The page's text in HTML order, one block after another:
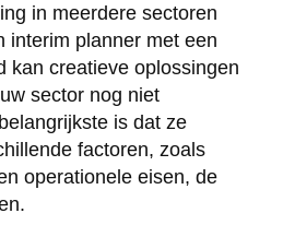
in meerdere sectoren
interim planner met een
kan creatieve oplossingen
sector nog niet
is dat ze
factoren, zoals
operationele eisen, de